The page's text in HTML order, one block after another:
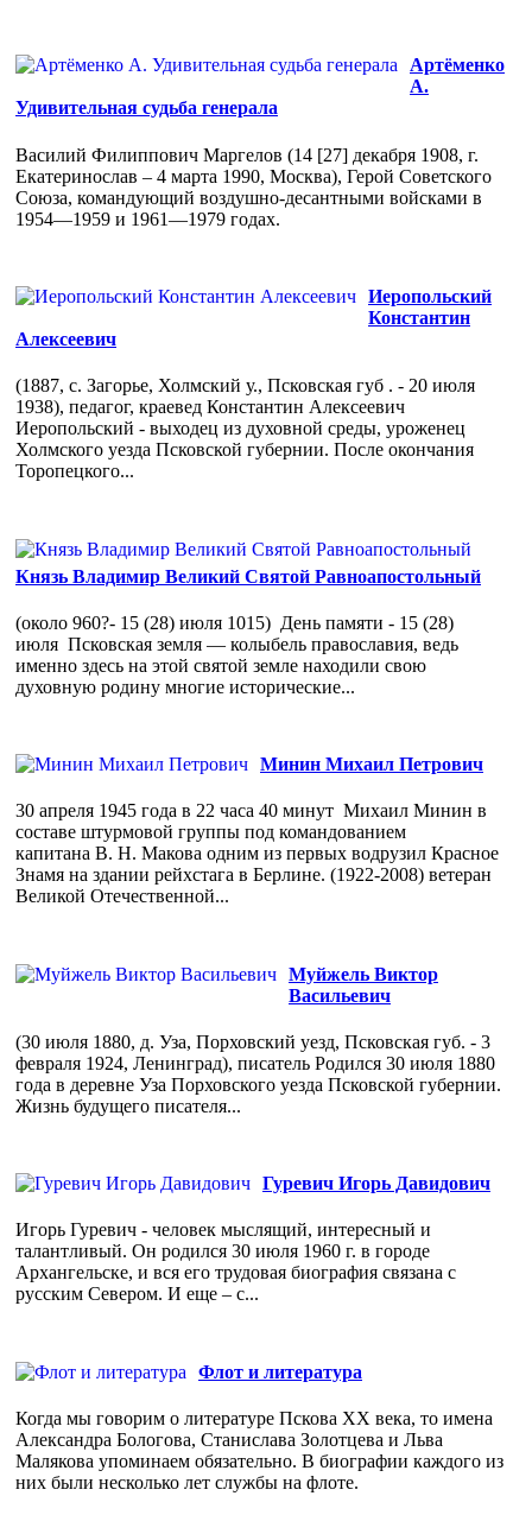
Артёменко
А.
Удивительная судьба генерала
Василий Филиппович Маргелов (14 [27] декабря 1908, г.
Екатеринослав – 4 марта 1990, Москва), Герой Советского
Союза, командующий воздушно-десантными войсками в
1954—1959 и 1961—1979 годах.
Иеропольский
Константин
Алексеевич
(1887, с. Загорье, Холмский у., Псковская губ . - 20 июля
1938), педагог, краевед Константин Алексеевич
Иеропольский - выходец из духовной среды, уроженец
Холмского уезда Псковской губернии. После окончания
Торопецкого...
Князь Владимир Великий Святой Равноапостольный
(около 960?- 15 (28) июля 1015) День памяти - 15 (28)
июля Псковская земля — колыбель православия, ведь
именно здесь на этой святой земле находили свою
духовную родину многие исторические...
Минин Михаил Петрович
30 апреля 1945 года в 22 часа 40 минут Михаил Минин в
составе штурмовой группы под командованием
капитана В. Н. Макова одним из первых водрузил Красное
Знамя на здании рейхстага в Берлине. (1922-2008) ветеран
Великой Отечественной...
Муйжель Виктор
Васильевич
(30 июля 1880, д. Уза, Порховский уезд, Псковская губ. - 3
февраля 1924, Ленинград), писатель Родился 30 июля 1880
года в деревне Уза Порховского уезда Псковской губернии.
Жизнь будущего писателя...
Гуревич Игорь Давидович
Игорь Гуревич - человек мыслящий, интересный и
талантливый. Он родился 30 июля 1960 г. в городе
Архангельске, и вся его трудовая биография связана с
русским Севером. И еще – с...
Флот и литература
Когда мы говорим о литературе Пскова ХХ века, то имена
Александра Бологова, Станислава Золотцева и Льва
Малякова упоминаем обязательно. В биографии каждого из
них были несколько лет службы на флоте.